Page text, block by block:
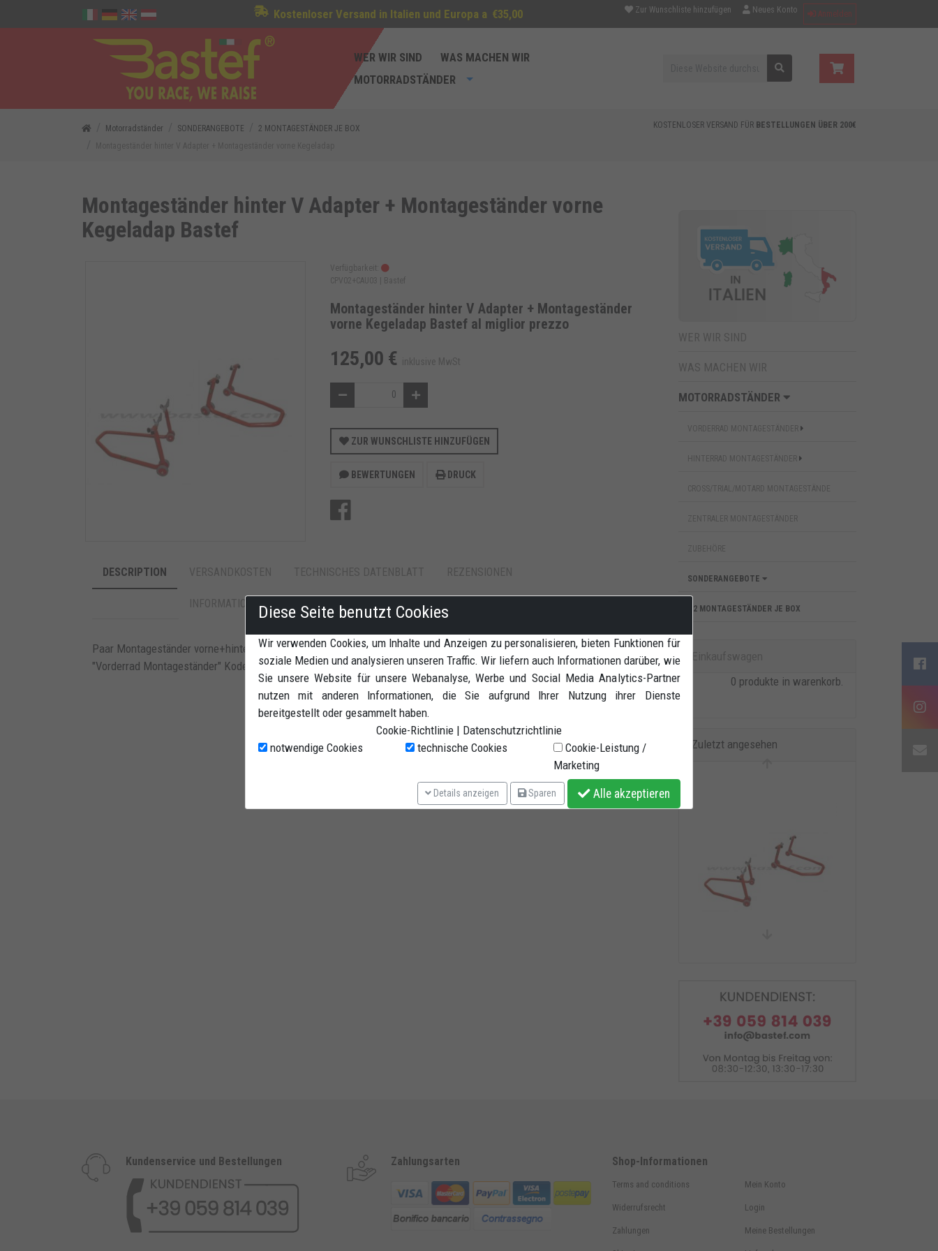
Kostenloser Versand in Italien und Europa a €35,00 Zur Wunschliste hinzufügen Neues Konto Anmelden
WER WIR SIND
WAS MACHEN WIR
MOTORRADSTÄNDER
Motorradständer SONDERANGEBOTE
2 MONTAGESTÄNDER JE BOX
KOSTENLOSER VERSAND FÜR BESTELLUNGEN ÜBER 200€
Montageständer hinter V Adapter + Montageständer vorne
Kegeladap Bastef
Verfügbarkeit:
CPV02+CAU03 | Bastef
Montageständer hinter V Adapter + Montageständer
vorne Kegeladap Bastef al miglior prezzo
125,00 € inklusive MwSt
ZUR WUNSCHLISTE HINZUFÜGEN
BEWERTUNGEN DRUCK
DESCRIPTION VERSANDKOSTEN TECHNISCHES DATENBLATT REZENSIONEN
INFORMATIONEN ANFORDERN WIDERRUFSRECHT
Paar Montageständer vorne+hinten. Kegeladapter vorne und V adapter hinten (siehe die Beschreibung der Produckte in
"Vorderrad Montageständer" Kode CAU03 und "Hinterrad Montageständer" Kode CPV02)
WER WIR SIND
WAS MACHEN WIR
MOTORRADSTÄNDER
VORDERRAD MONTAGESTÄNDER
HINTERRAD MONTAGESTÄNDER
CROSS/TRIAL/MOTARD MONTAGESTÄNDE
ZENTRALER MONTAGESTÄNDER
ZUBEHÖRE
SONDERANGEBOTE
2 MONTAGESTÄNDER JE BOX
0 produkte in warenkorb.
Zuletzt angesehen
vorne Kegeladap
Kundenservice und Bestellungen Zahlungsarten Shop-Informationen
Terms and conditions
Widerrufsrecht
Zahlungen
Mein Konto
Login
Meine Bestellungen
Diese Seite benutzt Cookies
Wir verwenden Cookies, um Inhalte und Anzeigen zu personalisieren, bieten Funktionen für
soziale Medien und analysieren unseren Traffic. Wir liefern auch Informationen darüber, wie
Sie unsere Website für unsere Webanalyse, Werbe und Social Media Analytics-Partner
nutzen mit anderen Informationen, die Sie aufgrund Ihrer Nutzung ihrer Dienste
bereitgestellt oder gesammelt haben.
Cookie-Richtlinie | Datenschutzrichtlinie
notwendige Cookies
technische Cookies
Cookie-Leistung /
Marketing
Details anzeigen Sparen Alle akzeptieren